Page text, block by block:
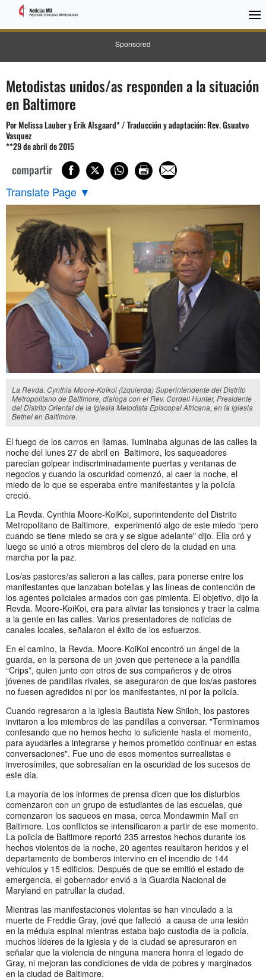
Sponsored
Metodistas unidos/as responden a la situación
en Baltimore
Por Melissa Lauber y Erik Alsgaard* / Traducción y adaptación: Rev. Gsuatvo
Vasquez
**29 de abril de 2015
compartir
Translate Page ▼
La Revda. Cynthia Moore-Koikoi (izquierda) Superintendente del Distrito
Metropolitano de Baltimore, dialoga con el Rev. Cordell Hunter, Presidente
del Distrito Oriental de la Iglesia Metodista Episcopal Africana, en la iglesia
Bethel en Baltimore.
El fuego de los carros en llamas, iluminaba algunas de las calles la
noche del lunes 27 de abril en Baltimore, los saqueadores
parecían golpear indiscriminadamente puertas y ventanas de
negocios y cuando la oscuridad comenzó, al caer la noche, el
miedo de lo que se esperaba entre manifestantes y la policía
creció.
La Revda. Cynthia Moore-KoiKoi, superintendente del Distrito
Metropolitano de Baltimore, experimentó algo de este miedo “pero
cuando se tiene miedo se ora y se sigue adelante" dijo. Ella oró y
luego se unió a otros miembros del clero de la ciudad en una
marcha por la paz.
Los/as pastores/as salieron a las calles, para ponerse entre los
manifestantes que lanzaban botellas y las líneas de contención de
los agentes policiales armados con gas pimienta. El objetivo, dijo la
Revda. Moore-KoiKoi, era para aliviar las tensiones y traer la calma
a la gente en las calles. Varios presentadores de noticias de
canales locales, señalaron el éxito de los esfuerzos.
En el camino, la Revda. Moore-KoiKoi encontró un ángel de la
guarda, en la persona de un joven que pertenece a la pandilla
“Crips”, quien junto con otros de sus compañeros y de otros
jóvenes de pandillas rivales, se aseguraron de que los/as pastores
no fuesen agredidos ni por los manifestantes, ni por la policía.
Cuando regresaron a la iglesia Bautista New Shiloh, los pastores
invitaron a los miembros de las pandillas a conversar. "Terminamos
confesando que no hemos hecho lo suficiente hasta el momento,
para ayudarles a integrarse y hemos prometido continuar en estas
conversaciones". Fue uno de esos momentos surrealistas e
inverosímiles, que sobresalían en la oscuridad de los sucesos de
este día.
La mayoría de los informes de prensa dicen que los disturbios
comenzaron con un grupo de estudiantes de las escuelas, que
comenzaron los saqueos en masa, cerca Mondawmin Mall en
Baltimore. Los conflictos se intensificaron a partir de ese momento.
La policía de Baltimore reportó 235 arrestos hechos durante los
hechos violentos de la noche, 20 agentes resultaron heridos y el
departamento de bomberos intervino en el incendio de 144
vehículos y 15 edificios. Después de que se emitió el estado de
emergencia, el gobernador envió a la Guardia Nacional de
Maryland en patrullar la ciudad.
Mientras las manifestaciones violentas se han vinculado a la
muerte de Freddie Gray, jové que falleció a causa de una lesión
en la médula espinal mientras estaba bajo custodia de la policía,
muchos líderes de la iglesia y de la ciudad se apresuraron en
señalar que la violencia de ninguna manera honra el legado de
Gray, ni mejoran las condiciones de vida de pobres y marginados
en la ciudad de Baltimore.